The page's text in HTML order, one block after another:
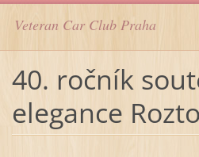
Veteran Car Club Praha
40. ročník
elegance